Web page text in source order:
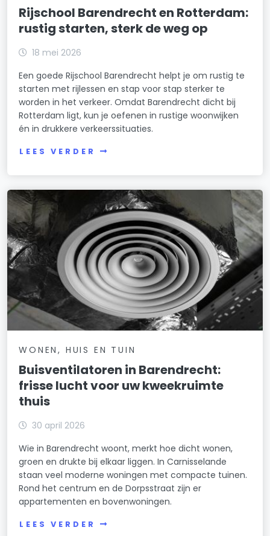
Rijschool Barendrecht en Rotterdam:
rustig starten, sterk de weg op
18 mei 2026
Een goede Rijschool Barendrecht helpt je om rustig te
starten met rijlessen en stap voor stap sterker te
worden in het verkeer. Omdat Barendrecht dicht bij
Rotterdam ligt, kun je oefenen in rustige woonwijken
én in drukkere verkeerssituaties.
LEES VERDER
WONEN, HUIS EN TUIN
Buisventilatoren in Barendrecht:
frisse lucht voor uw kweekruimte
thuis
30 april 2026
Wie in Barendrecht woont, merkt hoe dicht wonen,
groen en drukte bij elkaar liggen. In Carnisselande
staan veel moderne woningen met compacte tuinen.
Rond het centrum en de Dorpsstraat zijn er
appartementen en bovenwoningen.
LEES VERDER